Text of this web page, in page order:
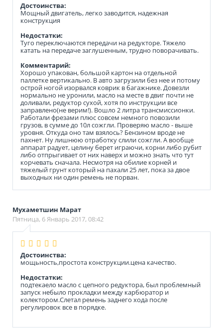
Достоинства:
Мощный двигатель, легко заводится, надежная
конструкция
Недостатки:
Туго переключаются передачи на редукторе. Тяжело
катать на передаче заглушенным, трудно поворачивать.
Комментарий:
Хорошо упакован, большой картон на отдельной
паллетке вертикально. В авто загрузили без нее и потому
острой ногой изорвался коврик в багажнике. Довезли
нормально не уронили, масло на месте в двиг почти не
доливали, редуктор сухой, хотя по инструкции все
заправлено(не верим!). Вошло 2 литра трансмиссионки.
Работали фрезами плюс совсем немного повозили
грузов, в сумме до 10л сожгли. Проверяю масло - выше
уровня. Откуда оно там взялось? Бензином вроде не
пахнет. Ну лишнюю отработку слили сожгли. А вообще
аппарат радует, целину берет играючи, корни либо рубит
либо отпрыгивает от них наверх и можно знать что тут
корчевать сначала. Несмотря на обилие корней и
тяжелый грунт который на пахали 25 лет, пока за двое
выходных ни один ремень не порван.
Мухаметшин Марат
Пятница, 6 Январь 2017, 08:42
Достоинства:
мощьность,простота конструкции.цена качество.
Недостатки:
подтекаело масло с цепного редуктора, был проблемный
запуск небыло прокладки между карбюратор и
колектором.Слетал ремень заднего хода после
регулировок все в порядке.